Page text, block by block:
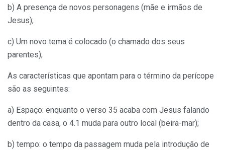
b) A presença de novos personagens (mãe e irmãos de
Jesus);
c) Um novo tema é colocado (o chamado dos seus
parentes);
As características que apontam para o término da perícope
são as seguintes:
a) Espaço: enquanto o verso 35 acaba com Jesus falando
dentro da casa, o 4.1 muda para outro local (beira-mar);
b) tempo: o tempo da passagem muda pela introdução de